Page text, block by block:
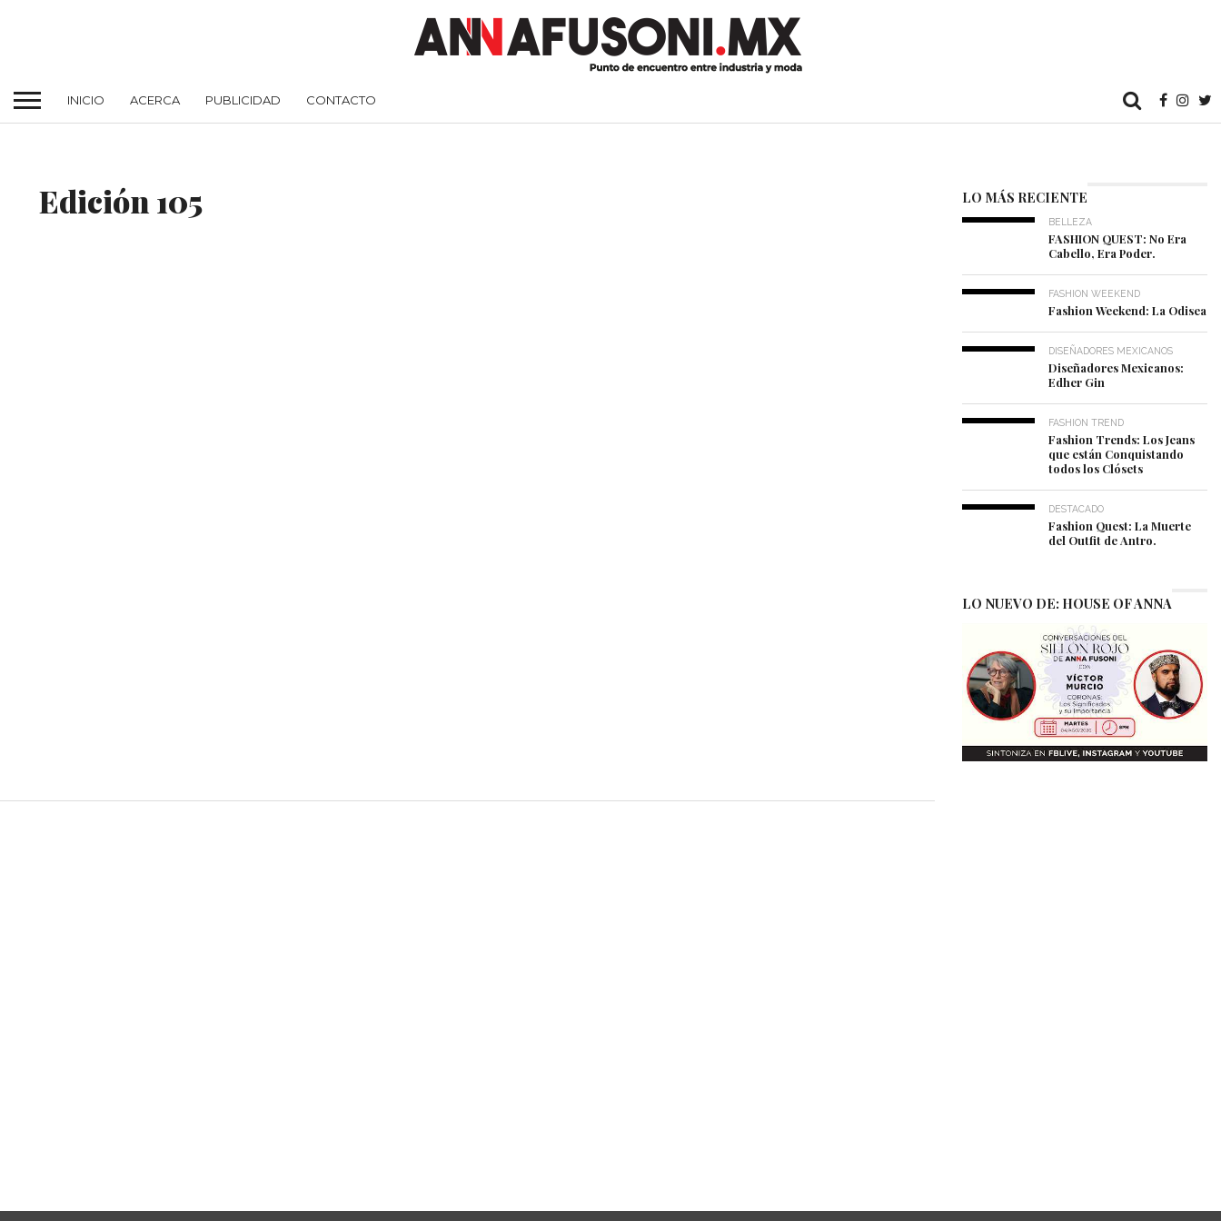
INICIO ACERCA PUBLICIDAD CONTACTO
Edición 105 LO MÁS RECIENTE
BELLEZA
FASHION QUEST: No Era
Cabello, Era Poder.
FASHION WEEKEND
Fashion Weekend: La Odisea
DISEÑADORES MEXICANOS
Diseñadores Mexicanos:
Edher Gin
FASHION TREND
Fashion Trends: Los Jeans
que están Conquistando
todos los Clósets
DESTACADO
Fashion Quest: La Muerte
del Outfit de Antro.
LO NUEVO DE: HOUSE OF ANNA